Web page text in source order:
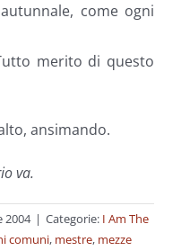
come ogni
merito di questo
ansimando.
va.
2004 | Categorie: I Am The
comuni, mestre, mezze